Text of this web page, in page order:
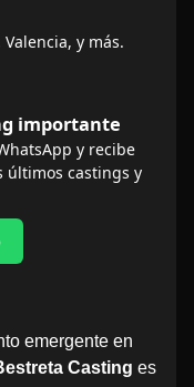
y más.
importante
y recibe
últimos castings y
emergente en
Casting es